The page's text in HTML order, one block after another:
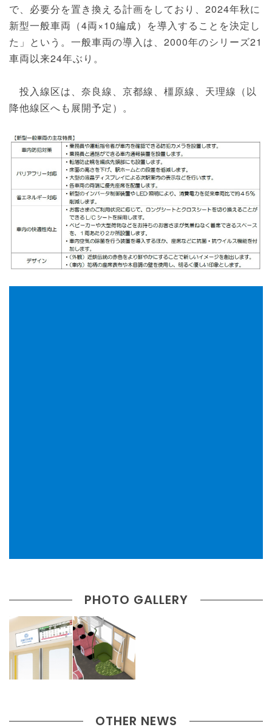
で、必要分を置き換える計画をしており、2024年秋に
新型一般車両（4両×10編成）を導入することを決定し
た」という。一般車両の導入は、2000年のシリーズ21
車両以来24年ぶり。
投入線区は、奈良線、京都線、橿原線、天理線（以
降他線区へも展開予定）。
PHOTO GALLERY
OTHER NEWS